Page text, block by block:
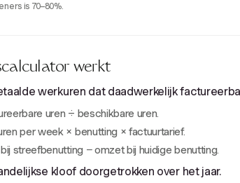
is 70–80%.
werkt
werkuren dat daadwerkelijk
uren ÷ beschikbare uren.
per week × benutting × factuurtarief.
streefbenutting − omzet bij huidige benutting.
kloof doorgetrokken over het jaar.